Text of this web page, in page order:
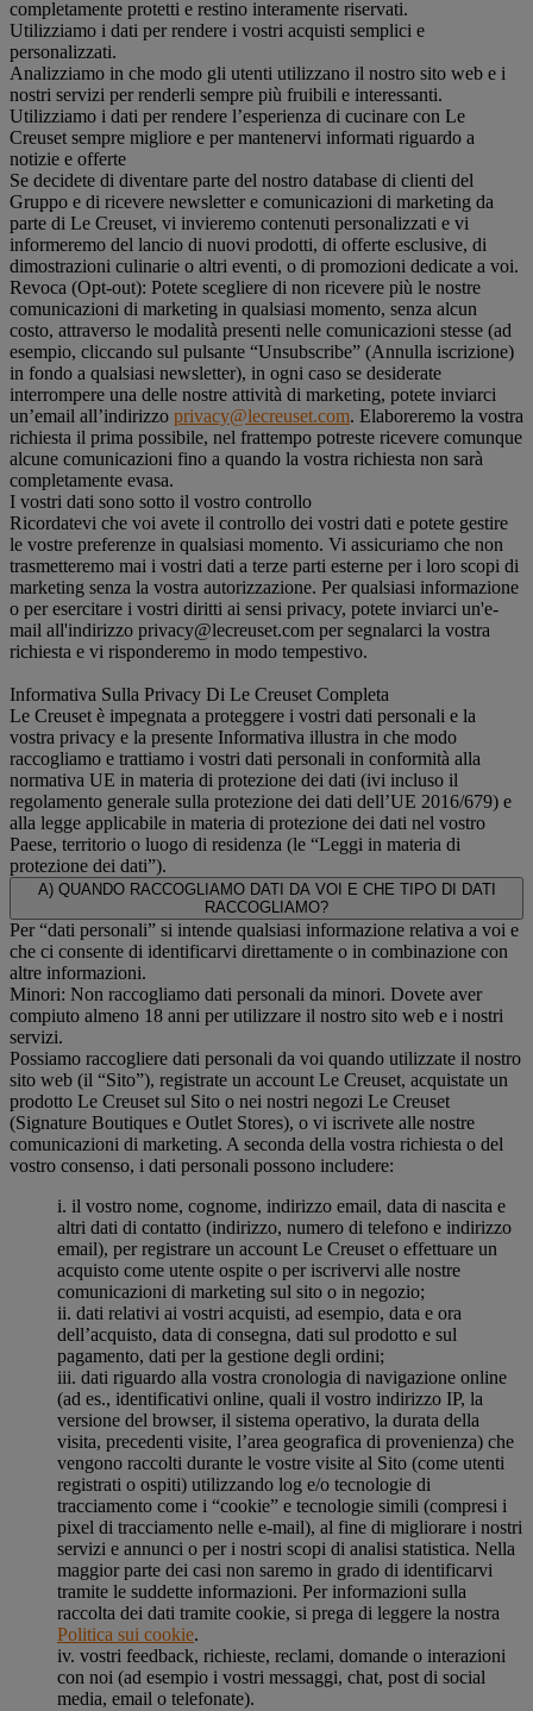
completamente protetti e restino interamente riservati.
Utilizziamo i dati per rendere i vostri acquisti semplici e
personalizzati.
Analizziamo in che modo gli utenti utilizzano il nostro sito web e i
nostri servizi per renderli sempre più fruibili e interessanti.
Utilizziamo i dati per rendere l’esperienza di cucinare con Le
Creuset sempre migliore e per mantenervi informati riguardo a
notizie e offerte
Se decidete di diventare parte del nostro database di clienti del
Gruppo e di ricevere newsletter e comunicazioni di marketing da
parte di Le Creuset, vi invieremo contenuti personalizzati e vi
informeremo del lancio di nuovi prodotti, di offerte esclusive, di
dimostrazioni culinarie o altri eventi, o di promozioni dedicate a voi.
Revoca (Opt-out): Potete scegliere di non ricevere più le nostre
comunicazioni di marketing in qualsiasi momento, senza alcun
costo, attraverso le modalità presenti nelle comunicazioni stesse (ad
esempio, cliccando sul pulsante “Unsubscribe” (Annulla iscrizione)
in fondo a qualsiasi newsletter), in ogni caso se desiderate
interrompere una delle nostre attività di marketing, potete inviarci
un’email all’indirizzo privacy@lecreuset.com. Elaboreremo la vostra
richiesta il prima possibile, nel frattempo potreste ricevere comunque
alcune comunicazioni fino a quando la vostra richiesta non sarà
completamente evasa.
I vostri dati sono sotto il vostro controllo
Ricordatevi che voi avete il controllo dei vostri dati e potete gestire
le vostre preferenze in qualsiasi momento. Vi assicuriamo che non
trasmetteremo mai i vostri dati a terze parti esterne per i loro scopi di
marketing senza la vostra autorizzazione. Per qualsiasi informazione
o per esercitare i vostri diritti ai sensi privacy, potete inviarci un'e-
mail all'indirizzo privacy@lecreuset.com per segnalarci la vostra
richiesta e vi risponderemo in modo tempestivo.
Informativa Sulla Privacy Di Le Creuset Completa
Le Creuset è impegnata a proteggere i vostri dati personali e la
vostra privacy e la presente Informativa illustra in che modo
raccogliamo e trattiamo i vostri dati personali in conformità alla
normativa UE in materia di protezione dei dati (ivi incluso il
regolamento generale sulla protezione dei dati dell’UE 2016/679) e
alla legge applicabile in materia di protezione dei dati nel vostro
Paese, territorio o luogo di residenza (le “Leggi in materia di
protezione dei dati”).
A) QUANDO RACCOGLIAMO DATI DA VOI E CHE TIPO DI DATI
RACCOGLIAMO?
Per “dati personali” si intende qualsiasi informazione relativa a voi e
che ci consente di identificarvi direttamente o in combinazione con
altre informazioni.
Minori: Non raccogliamo dati personali da minori. Dovete aver
compiuto almeno 18 anni per utilizzare il nostro sito web e i nostri
servizi.
Possiamo raccogliere dati personali da voi quando utilizzate il nostro
sito web (il “Sito”), registrate un account Le Creuset, acquistate un
prodotto Le Creuset sul Sito o nei nostri negozi Le Creuset
(Signature Boutiques e Outlet Stores), o vi iscrivete alle nostre
comunicazioni di marketing. A seconda della vostra richiesta o del
vostro consenso, i dati personali possono includere:
i. il vostro nome, cognome, indirizzo email, data di nascita e
altri dati di contatto (indirizzo, numero di telefono e indirizzo
email), per registrare un account Le Creuset o effettuare un
acquisto come utente ospite o per iscrivervi alle nostre
comunicazioni di marketing sul sito o in negozio;
ii. dati relativi ai vostri acquisti, ad esempio, data e ora
dell’acquisto, data di consegna, dati sul prodotto e sul
pagamento, dati per la gestione degli ordini;
iii. dati riguardo alla vostra cronologia di navigazione online
(ad es., identificativi online, quali il vostro indirizzo IP, la
versione del browser, il sistema operativo, la durata della
visita, precedenti visite, l’area geografica di provenienza) che
vengono raccolti durante le vostre visite al Sito (come utenti
registrati o ospiti) utilizzando log e/o tecnologie di
tracciamento come i “cookie” e tecnologie simili (compresi i
pixel di tracciamento nelle e-mail), al fine di migliorare i nostri
servizi e annunci o per i nostri scopi di analisi statistica. Nella
maggior parte dei casi non saremo in grado di identificarvi
tramite le suddette informazioni. Per informazioni sulla
raccolta dei dati tramite cookie, si prega di leggere la nostra
Politica sui cookie.
iv. vostri feedback, richieste, reclami, domande o interazioni
con noi (ad esempio i vostri messaggi, chat, post di social
media, email o telefonate).